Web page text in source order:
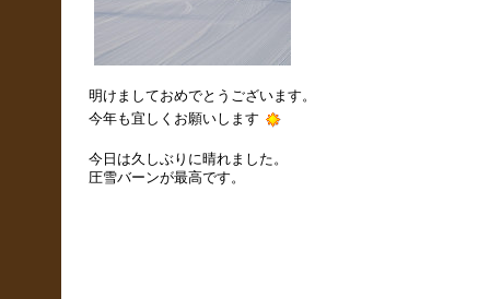
明けましておめでとうございます。
今年も宜しくお願いします
今日は久しぶりに晴れました。
圧雪バーンが最高です。